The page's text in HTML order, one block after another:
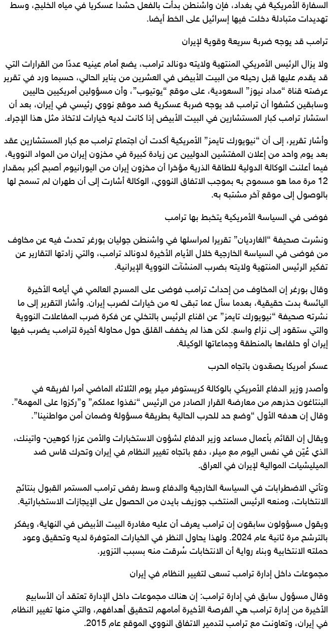
السفارة الأمريكية في بغداد، فإن واشنطن بدأت بالفعل حشدا عسكريا في مياه الخليج، وسط
تهديدات متبادلة دخلت فيها إسرائيل على الخط أيضا.
ترامب قد يوجه ضربة سريعة وقوية لإيران
ولا يزال الرئيس الأمريكي المنتهية ولايته دونالد ترامب، يضع أمام عينيه عددًا من القرارات التي
قد يقدم عليها قبل رحيله من البيت الأبيض في العشرين من يناير الحالي، حسبما ورد في تقرير
عرضته قناة “مداد نيوز” السعودية، على موقع “يوتيوب”، وأن مسؤولين أمريكيين حاليين
وسابقين كشفوا أن ترامب قد يوجه ضربة عسكرية ضد موقع نووي رئيسي في إيران، بعد أن
استشار ترامب كبار المستشارين في البيت الأبيض إذا كانت لديه خيارات لاتخاذ مثل هذا الإجراء.
وأشار تقرير، إلى أن “نيويورك تايمز” الأمريكية أكدت أن اجتماع ترامب مع كبار المستشارين عقد
بعد يوم واحد من إعلان المفتشين الدوليين عن زيادة كبيرة في مخزون إيران من المواد النووية،
فيما أعلنت الوكالة الدولية للطاقة الذرية مؤخرا أن مخزون إيران من اليورانيوم أصبح أكبر بمقدار
12 مرة مما هو مسموح به بموجب الاتفاق النووي، الوكالة أشارت إلى أن طهران لم تسمح لها
بالوصول إلى موقع آخر مشتبه به.
فوضى في السياسة الأمريكية يتخبط بها ترامب
ونشرت صحيفة “الغارديان” تقريرا لمراسلها في واشنطن جوليان بورغر تحدث فيه عن مخاوف
من فوضى في السياسة الخارجية خلال الأيام الأخيرة لدونالد ترامب، والتي زادتها التقارير عن
تفكير الرئيس المنتهية ولايته بضرب المنشآت النووية الإيرانية.
وقال بورغر إن المخاوف من إحداث ترامب فوضى على المسرح العالمي في أيامه الأخيرة
اليائسة بدت حقيقية، بعدما سأل عما تبقى له من خيارات لضرب إيران. وأشار التقرير إلى ما
نشرته صحيفة “نيويورك تايمز” عن اقناع الرئيس بالتخلي عن فكرة ضرب المفاعلات النووية
والتي ستقود إلى نزاع واسع. لكن هذا لم يخفف القلق حول محاولة أخيرة لترامب يضرب فيها
إيران أو حلفاءها بالمنطقة وجماعاتها الوكيلة.
عسكر أمريكا يصعّدون باتجاه الحرب
وأصدر وزير الدفاع الأمريكي بالوكالة كريستوفر ميلر يوم الثلاثاء الماضي أمرا لفريقه في
البنتاغون حذرهم من معارضة القرار الصادر من الرئيس “نفذوا عملكم” و”ركزوا على المهمة”.
وقال إن هدفه الأول “وضع حد للحرب الحالية بطريقة مسؤولة وضمان أمن مواطنينا”.
ويقال إن القائم بأعمال مساعد وزير الدفاع لشؤون الاستخبارات والأمن عزرا كوهين- واتينك،
الذي عُيّن في نفس اليوم مع ميلر، دفع باتجاه تغيير النظام في إيران وتحرك قاس ضد
الميليشيات الموالية لإيران في العراق.
وتأتي الاضطرابات في السياسة الخارجية والدفاع وسط رفض ترامب المستمر القبول بنتائج
الانتخابات، ومنعه الرئيس المنتخب جوزيف بايدن من الحصول على الإيجازات الاستخباراتية.
ويقول مسؤولون سابقون إن ترامب يعرف أن عليه مغادرة البيت الأبيض في النهاية، ويفكر
بالترشح مرة ثانية عام 2024. ولهذا يحاول النظر في الخيارات المتوفرة لديه وتحقيق وعود
حملته الانتخابية وبناء رواية أن الانتخابات سُرقت منه بسبب التزوير.
مجموعات داخل إدارة ترامب تسعى لتغيير النظام في إيران
وقال مسؤول سابق في إدارة ترامب: إن هناك مجموعات داخل الإدارة تعتقد أن الأسابيع
الأخيرة من إدارة ترامب هي الفرصة الأخيرة أمامهم لتحقيق أهدافهم، والتي منها تغيير النظام
في إيران، وتعاونت مع ترامب لتدمير الاتفاق النووي الموقع عام 2015.